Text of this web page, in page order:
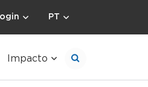
PT
Impacto